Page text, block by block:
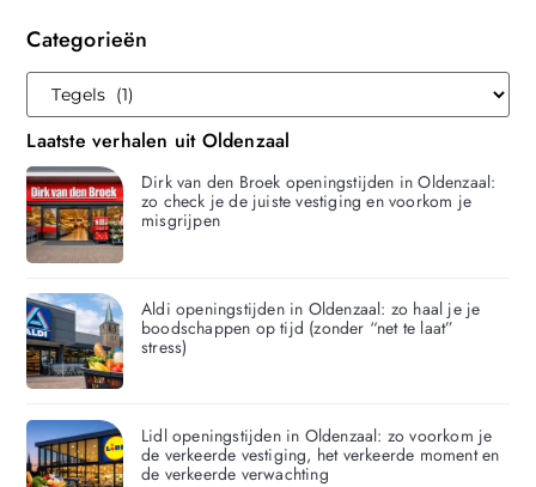
Categorieën
Laatste verhalen uit Oldenzaal
Dirk van den Broek openingstijden in Oldenzaal:
zo check je de juiste vestiging en voorkom je
misgrijpen
Aldi openingstijden in Oldenzaal: zo haal je je
boodschappen op tijd (zonder “net te laat”
stress)
Lidl openingstijden in Oldenzaal: zo voorkom je
de verkeerde vestiging, het verkeerde moment en
de verkeerde verwachting